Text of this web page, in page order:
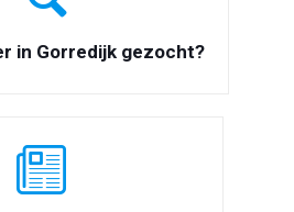
in Gorredijk gezocht?